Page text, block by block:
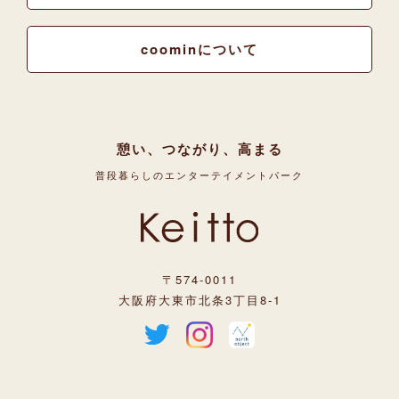
coominについて
憩い、つながり、高まる
普段暮らしのエンターテイメントパーク
〒574-0011
大阪府大東市北条3丁目8-1